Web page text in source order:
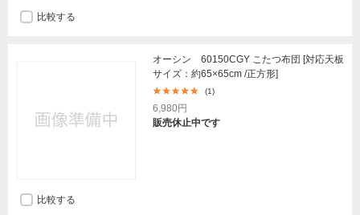
比較する
オーシン 60150CGY こたつ布団 [対応天板
サイズ：約65×65cm /正方形]
(1)
6,980円
販売休止中です
比較する